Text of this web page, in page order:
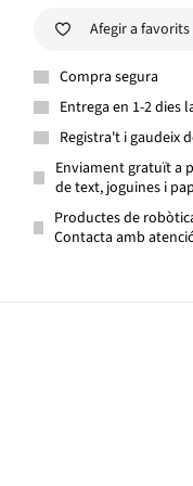
Afegir a favorits
Compra segura
Entrega en 1-2 dies
Registra't i gaudeix
Enviament gratuït a
de text, joguines i
Productes de
Contacta amb